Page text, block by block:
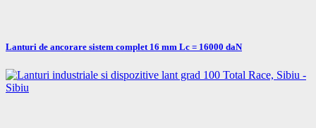
Lanturi de ancorare sistem complet 16 mm Lc = 16000 daN